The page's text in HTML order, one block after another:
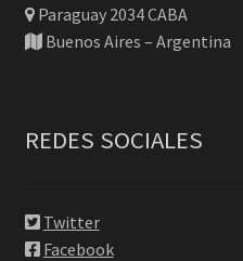
Paraguay 2034 CABA
Buenos Aires – Argentina
REDES SOCIALES
Twitter
Facebook